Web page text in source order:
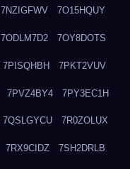
7NZIGFWV 7O15HQUY
7ODLM7D2 7OY8DOTS
7PISQHBH 7PKT2VUV
7PVZ4BY4 7PY3EC1H
7QSLGYCU 7R0ZOLUX
7RX9CIDZ 7SH2DRLB